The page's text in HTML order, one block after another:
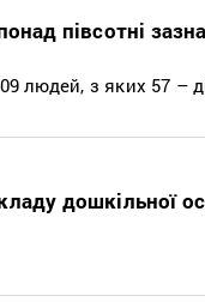
півсотні
людей, з яких 57 –
дошкільної